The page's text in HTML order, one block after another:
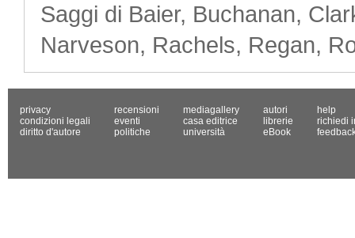
Saggi di Baier, Buchanan,
Narveson, Rachels, Regan,
privacy
condizioni legali
diritto d'autore
recensioni
eventi
politiche
mediagallery
casa editrice
università
autori
librerie
eBook
help
richiedi